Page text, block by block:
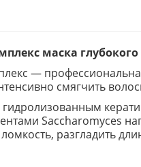
маска
—
смягчить
гидролизованным
Saccharomyces
разгладить